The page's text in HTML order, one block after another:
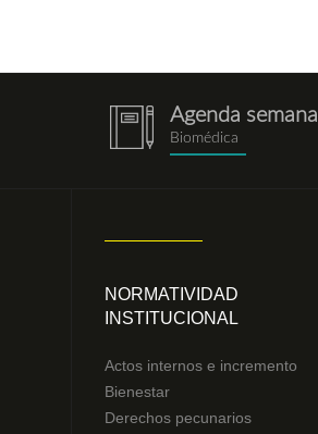
notebook.png
Agenda semanal
Biomédica
NORMATIVIDAD
INSTITUCIONAL
Actos internos e incremento
Bienestar
Derechos pecunarios